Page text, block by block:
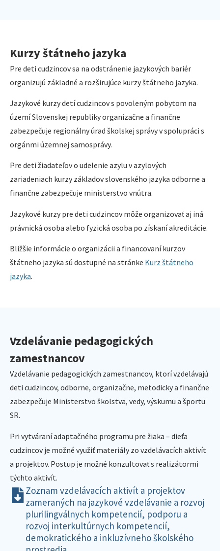
Kurzy štátneho jazyka
Pre deti cudzincov sa na odstránenie jazykových bariér
organizujú základné a rozširujúce kurzy štátneho jazyka.
Jazykové kurzy detí cudzincov s povoleným pobytom na
území Slovenskej republiky organizačne a finančne
zabezpečuje regionálny úrad školskej správy v spolupráci s
orgánmi územnej samosprávy.
Pre deti žiadateľov o udelenie azylu v azylových
zariadeniach kurzy základov slovenského jazyka odborne a
finančne zabezpečuje ministerstvo vnútra.
Jazykové kurzy pre deti cudzincov môže organizovať aj iná
právnická osoba alebo fyzická osoba po získaní akreditácie.
Bližšie informácie o organizácii a financovaní kurzov
štátneho jazyka sú dostupné na stránke Kurz štátneho
jazyka.
Vzdelávanie pedagogických
zamestnancov
Vzdelávanie pedagogických zamestnancov, ktorí vzdelávajú
deti cudzincov, odborne, organizačne, metodicky a finančne
zabezpečuje Ministerstvo školstva, vedy, výskumu a športu
SR.
Pri vytváraní adaptačného programu pre žiaka – dieťa
cudzincov je možné využiť materiály zo vzdelávacích aktivít
a projektov. Postup je možné konzultovať s realizátormi
týchto aktivít.
Zoznam vzdelávacích aktivít a projektov
zameraných na jazykové vzdelávanie a rozvoj
plurilingválnych kompetencií, podporu a
rozvoj interkultúrnych kompetencií,
demokratického a inkluzívneho školského